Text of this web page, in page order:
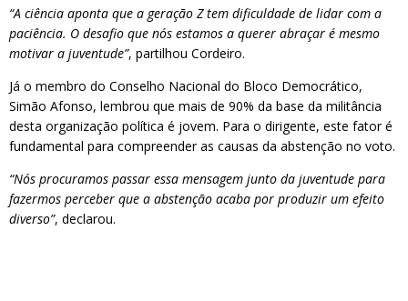
“A ciência aponta que a geração Z tem dificuldade de lidar com a
paciência. O desafio que nós estamos a querer abraçar é mesmo
motivar a juventude”, partilhou Cordeiro.
Já o membro do Conselho Nacional do Bloco Democrático,
Simão Afonso, lembrou que mais de 90% da base da militância
desta organização política é jovem. Para o dirigente, este fator é
fundamental para compreender as causas da abstenção no voto.
“Nós procuramos passar essa mensagem junto da juventude para
fazermos perceber que a abstenção acaba por produzir um efeito
diverso”, declarou.